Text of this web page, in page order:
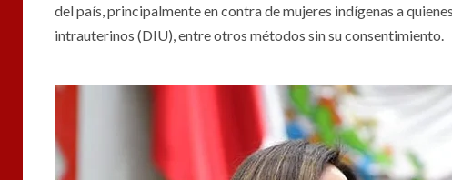
del país, principalmente en contra de mujeres indígenas a
intrauterinos (DIU), entre otros métodos sin su consentimiento.